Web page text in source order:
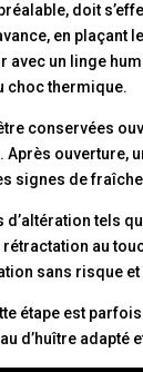
doit
en
avec un linge
choc thermique.
conservées
ouverture,
signes de
tels
au
sans risque
étape est
d’huître adapté